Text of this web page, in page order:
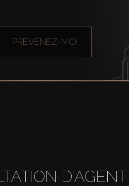
PRÉVENEZ-MOI
D'AGENT